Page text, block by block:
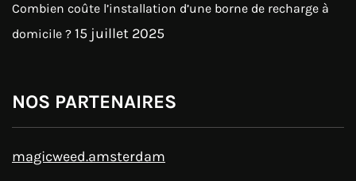
Combien coûte l’installation d’une borne de recharge à
domicile ? 15 juillet 2025
NOS PARTENAIRES
magicweed.amsterdam